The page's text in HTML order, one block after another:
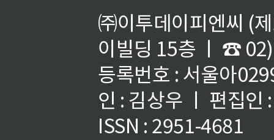
㈜이투데이피엔씨 (
이빌딩 15층 ㅣ ☎
등록번호 : 서울아
인 : 김상우 ㅣ 편집인
ISSN : 2951-4681